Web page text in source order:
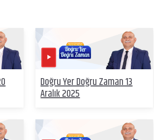
Doğru Yer Doğru Zaman 13
Aralık 2025